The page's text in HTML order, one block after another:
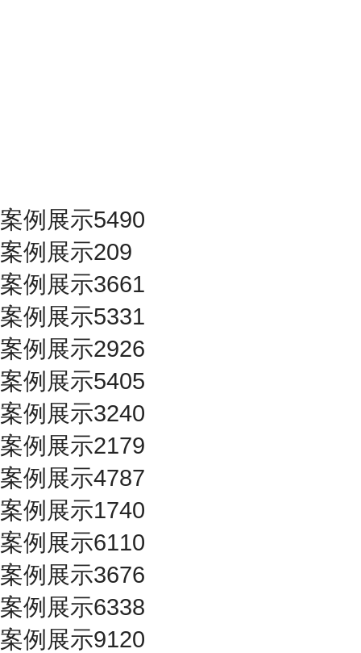
案例展示5490
案例展示209
案例展示3661
案例展示5331
案例展示2926
案例展示5405
案例展示3240
案例展示2179
案例展示4787
案例展示1740
案例展示6110
案例展示3676
案例展示6338
案例展示9120